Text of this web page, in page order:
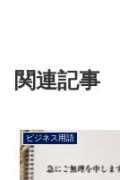
関連記事
ビジネス用語